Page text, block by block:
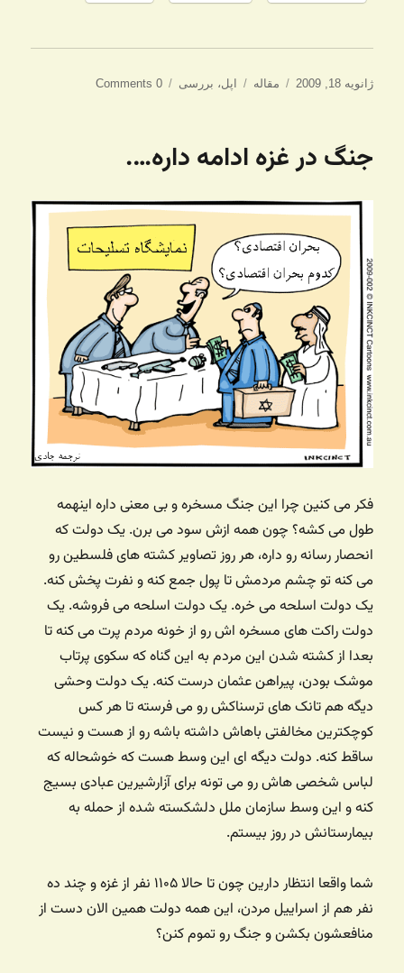
ارسال
ژانویه 18, 2009 دسته‌ها
مقاله برچسب‌ها
اپل، بررسی 0 Comments
جنگ در غزه ادامه داره….
فکر می کنین چرا این جنگ مسخره و بی معنی داره اینهمه
طول می کشه؟ چون همه ازش سود می برن. یک دولت که
انحصار رسانه رو داره، هر روز تصاویر کشته های فلسطین رو
می کنه تو چشم مردمش تا پول جمع کنه و نفرت پخش کنه.
یک دولت اسلحه می خره. یک دولت اسلحه می فروشه. یک
دولت راکت های مسخره اش رو از خونه مردم پرت می کنه تا
بعدا از کشته شدن این مردم به این گناه که سکوی پرتاب
موشک بودن، پیراهن عثمان درست کنه. یک دولت وحشی
دیگه هم تانک های ترسناکش رو می فرسته تا هر کس
کوچکترین مخالفتی باهاش داشته باشه رو از هست و نیست
ساقط کنه. دولت دیگه ای این وسط هست که خوشحاله که
لباس شخصی هاش رو می تونه برای آزارشیرین عبادی بسیج
کنه و این وسط سازمان ملل دلشکسته شده از حمله به
بیمارستانش در روز بیستم.
شما واقعا انتظار دارین چون تا حالا ۱۱۰۵ نفر از غزه و چند ده
نفر هم از اسراییل مردن، این همه دولت همین الان دست از
منافعشون بکشن و جنگ رو تموم کنن؟